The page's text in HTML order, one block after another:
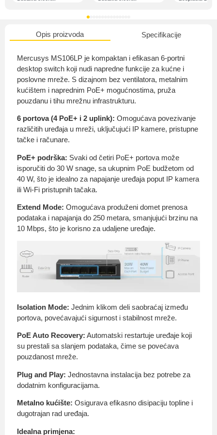
Opis proizvoda Specifikacije
Mercusys MS106LP je kompaktan i efikasan 6-portni
desktop switch koji nudi napredne funkcije za kućne i
poslovne mreže. S dizajnom bez ventilatora, metalnim
kućištem i naprednim PoE+ mogućnostima, pruža
pouzdanu i tihu mrežnu infrastrukturu.
6 portova (4 PoE+ i 2 uplink): Omogućava povezivanje
različitih uređaja u mreži, uključujući IP kamere, pristupne
tačke i računare.
PoE+ podrška: Svaki od četiri PoE+ portova može
isporučiti do 30 W snage, sa ukupnim PoE budžetom od
40 W, što je idealno za napajanje uređaja poput IP kamera
ili Wi-Fi pristupnih tačaka.
Extend Mode: Omogućava produženi domet prenosa
podataka i napajanja do 250 metara, smanjujući brzinu na
10 Mbps, što je korisno za udaljene uređaje.
Isolation Mode: Jednim klikom deli saobraćaj između
portova, povećavajući sigurnost i stabilnost mreže.
PoE Auto Recovery: Automatski restartuje uređaje koji
su prestali sa slanjem podataka, čime se povećava
pouzdanost mreže.
Plug and Play: Jednostavna instalacija bez potrebe za
dodatnim konfiguracijama.
Metalno kućište: Osigurava efikasno disipaciju topline i
dugotrajan rad uređaja.
Idealna primjena:
O nama
Privatnost kupca